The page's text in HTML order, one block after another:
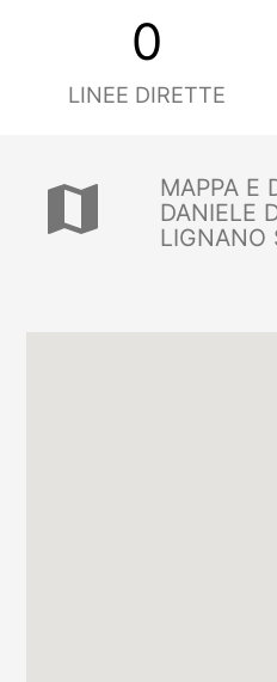
0
LINEE DIRETTE
map
MAPPA E
DANIELE
LIGNANO